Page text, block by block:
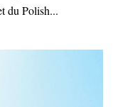
du Polish...